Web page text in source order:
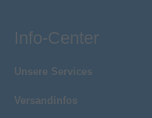
Info-Center
Unsere Services
Versandinfos